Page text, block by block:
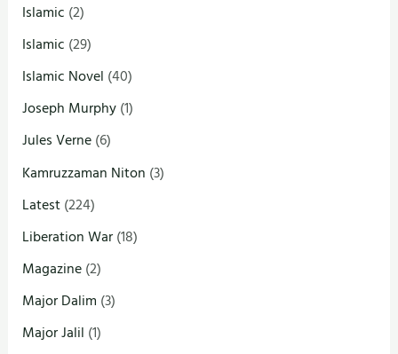
Islamic (2)
Islamic (29)
Islamic Novel (40)
Joseph Murphy(1)
Jules Verne(6)
Kamruzzaman Niton (3)
Latest(224)
Liberation War(18)
Magazine(2)
Major Dalim (3)
Major Jalil (1)